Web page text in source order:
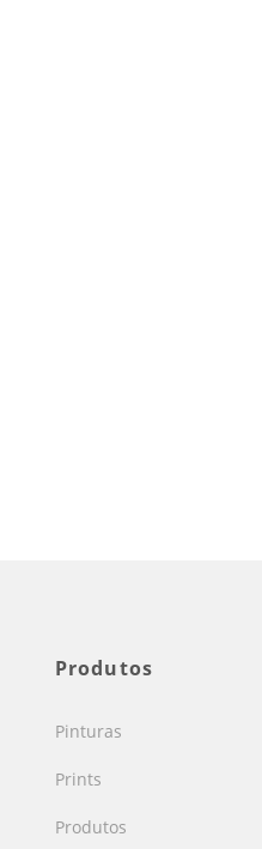
Produtos
Pinturas
Prints
Produtos